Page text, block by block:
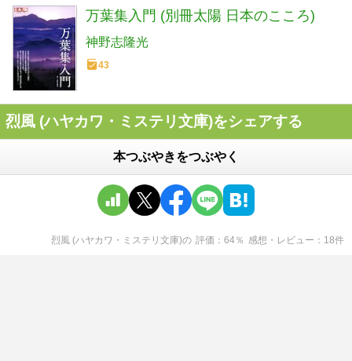
万葉集入門 (別冊太陽 日本のこころ)
神野志隆光
43
烈風 (ハヤカワ・ミステリ文庫)をシェアする
本つぶやきをつぶやく
烈風 (ハヤカワ・ミステリ文庫)の 評価 64％ 感想・レビュー 18件